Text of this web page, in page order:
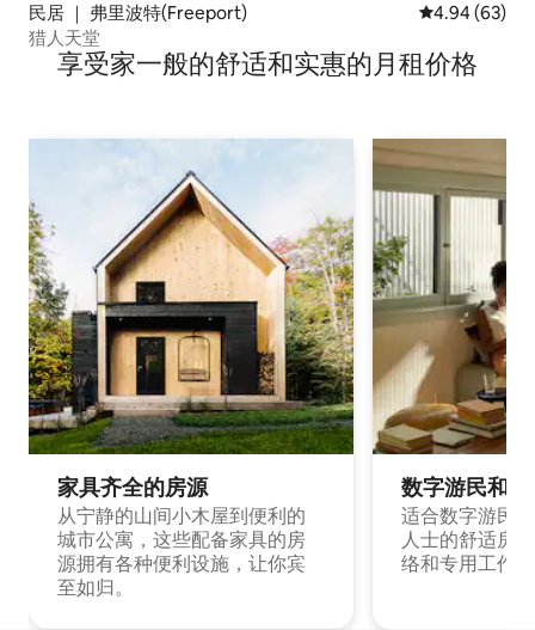
民居 ｜ 弗里波特(Freeport) 平均评分 4.94
4.94 (63)
猎人天堂
享受家一般的舒适和实惠的月租价格
家具齐全的房源
从宁静的山间小木屋到便利的
城市公寓，这些配备家具的房
源拥有各种便利设施，让你宾
至如归。
数字游民和
适合数字游民
人士的舒适房
络和专用工作